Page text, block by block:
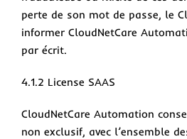
perte de son mot de passe, le
informer CloudNetCare
par écrit.
4.1.2 License SAAS
CloudNetCare Automation
non exclusif, avec l’ensemble